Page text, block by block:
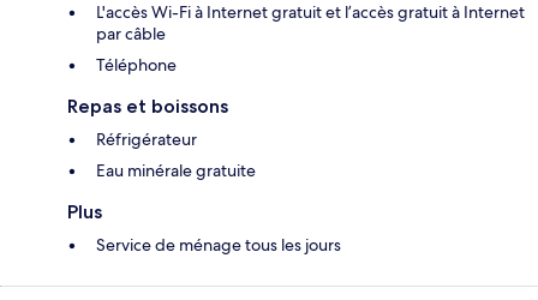
L'accès Wi-Fi à Internet gratuit et l’accès gratuit à Internet
par câble
Téléphone
Repas et boissons
Réfrigérateur
Eau minérale gratuite
Plus
Service de ménage tous les jours